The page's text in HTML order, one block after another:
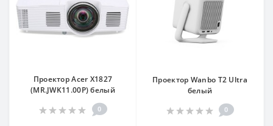
Проектор Acer X1827
(MR.JWK11.00P) белый
0
Проектор Wanbo T2 Ultra
белый
0